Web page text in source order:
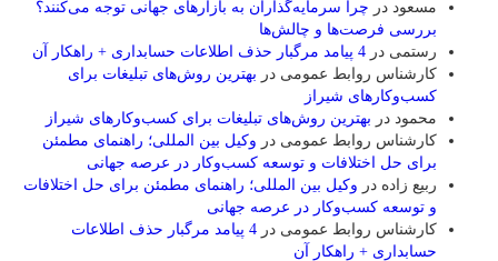
مسعود در چرا سرمایه‌گذاران به بازارهای جهانی توجه می‌کنند؟
بررسی فرصت‌ها و چالش‌ها
رستمی در 4 پیامد مرگبار حذف اطلاعات حسابداری + راهکار آن
کارشناس روابط عمومی در بهترین روش‌های تبلیغات برای
کسب‌وکارهای شیراز
محمود در بهترین روش‌های تبلیغات برای کسب‌وکارهای شیراز
کارشناس روابط عمومی در وکیل بین المللی؛ راهنمای مطمئن
برای حل اختلافات و توسعه کسب‌وکار در عرصه جهانی
ربیع زاده در وکیل بین المللی؛ راهنمای مطمئن برای حل اختلافات
و توسعه کسب‌وکار در عرصه جهانی
کارشناس روابط عمومی در
4 پیامد مرگبار حذف اطلاعات
حسابداری + راهکار آن